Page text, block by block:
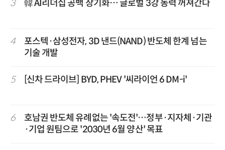
3 韓 AI리더십 공백 장기화… 글로벌 3강 동력 꺼져간다
4
포스텍·삼성전자, 3D 낸드(NAND) 반도체 한계 넘는
기술 개발
5 [신차 드라이브] BYD, PHEV '씨라이언 6 DM-i'
6
호남권 반도체 유례없는 '속도전'…정부·지자체·기관
·기업 원팀으로 '2030년 6월 양산' 목표